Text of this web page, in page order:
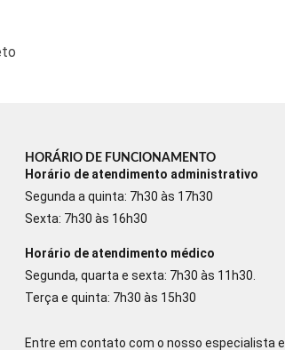
HORÁRIO DE FUNCIONAMENTO
Horário de atendimento administrativo
Segunda a quinta: 7h30 às 17h30
Sexta: 7h30 às 16h30
Horário de atendimento médico
Segunda, quarta e sexta: 7h30 às 11h30.
Terça e quinta: 7h30 às 15h30
Entre em contato com o nosso especialista